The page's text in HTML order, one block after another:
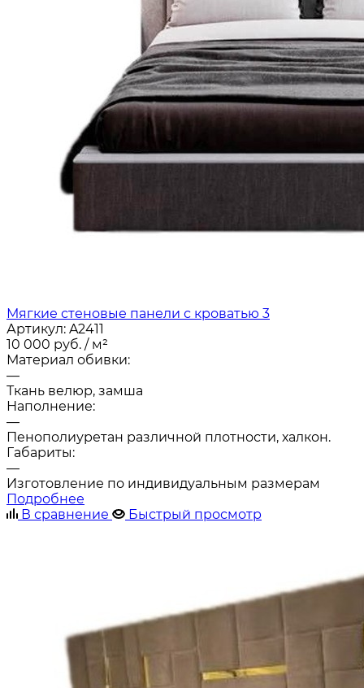
Мягкие стеновые панели с кроватью 3
Артикул: A2411
10 000 руб. / м²
Материал обивки:
—
Ткань велюр, замша
Наполнение:
—
Пенополиуретан различной плотности, халкон.
Габариты:
—
Изготовление по индивидуальным размерам
Подробнее
В сравнение
Быстрый просмотр